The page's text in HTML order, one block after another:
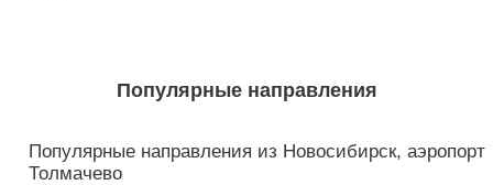
Популярные направления
Популярные направления из Новосибирск, аэропорт
Толмачево